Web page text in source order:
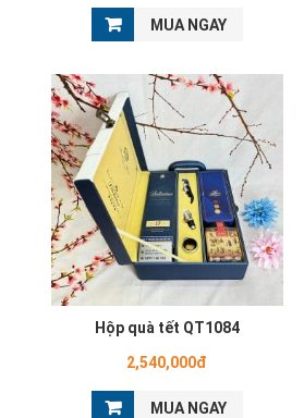
MUA NGAY
Hộp quà tết QT1084
2,540,000đ
MUA NGAY